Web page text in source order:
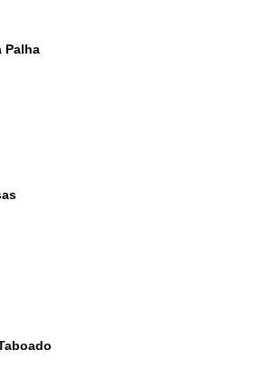
Palha